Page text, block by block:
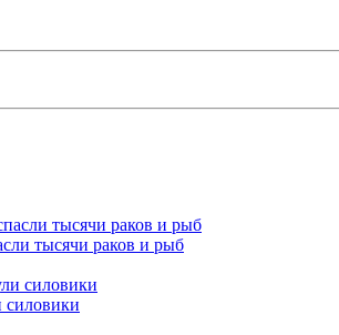
тысячи раков и рыб
силовики